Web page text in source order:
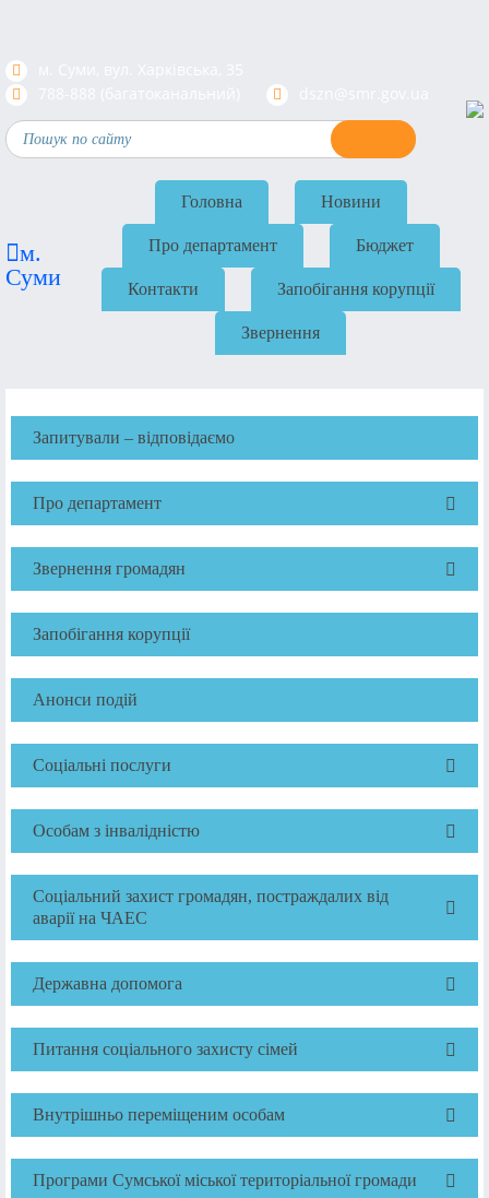
м.
Суми
Головна Новини
Про департамент Бюджет
Контакти Запобігання корупції
Звернення
Запитували – відповідаємо
Про департамент
Звернення громадян
Запобігання корупції
Анонси подій
Соціальні послуги
Особам з інвалідністю
Соціальний захист громадян, постраждалих від
аварії на ЧАЕС
Державна допомога
Питання соціального захисту сімей
Внутрішньо переміщеним особам
Програми Сумської міської територіальної громади